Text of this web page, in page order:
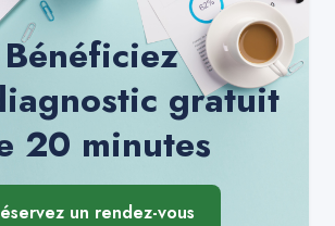
Bénéficiez
gratuit
20 minutes
un rendez-vous